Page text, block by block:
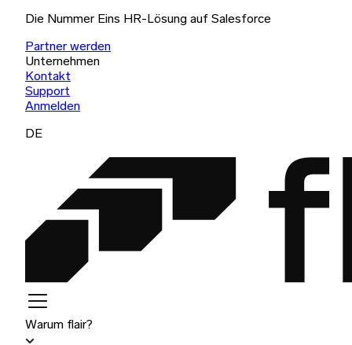
Die Nummer Eins HR-Lösung auf Salesforce
Partner werden
Unternehmen
Kontakt
Support
Anmelden
DE
Warum flair?